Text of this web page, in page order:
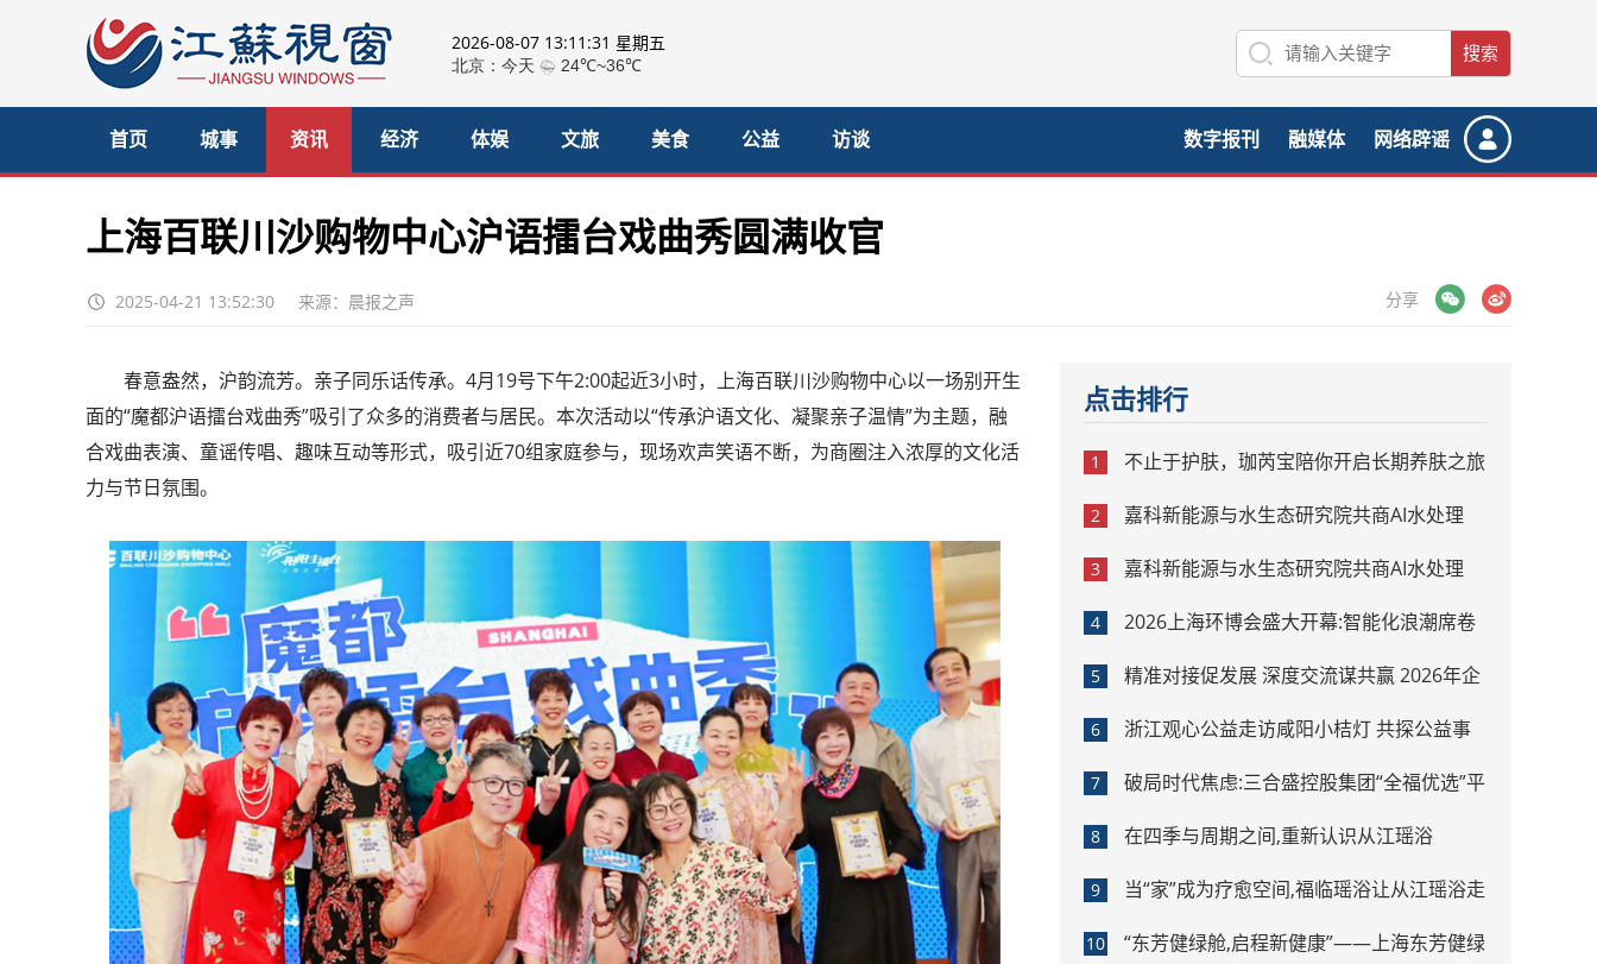
2026-08-07 13:11:33 星期五
首页 城事 资讯 经济 体娱 文旅 美食 公益 访谈 数字报刊 融媒体 网络辟谣
上海百联川沙购物中心沪语擂台戏曲秀圆满收官
2025-04-21 13:52:30 来源：晨报之声 分享
微博
春意盎然，沪韵流芳。亲子同乐话传承。4月19号下午2:00起近3小时，上海百联川沙购物中心以一场别开生
面的“魔都沪语擂台戏曲秀”吸引了众多的消费者与居民。本次活动以“传承沪语文化、凝聚亲子温情”为主题，融
合戏曲表演、童谣传唱、趣味互动等形式，吸引近70组家庭参与，现场欢声笑语不断，为商圈注入浓厚的文化活
力与节日氛围。
点击排行
1 不止于护肤，珈芮宝陪你开启长期养肤之旅
2 嘉科新能源与水生态研究院共商AI水处理
3 嘉科新能源与水生态研究院共商AI水处理
4 2026上海环博会盛大开幕:智能化浪潮席卷
环保产业
5 精准对接促发展 深度交流谋共赢 2026年企
业投融资交流活动第二期圆满举行
6 浙江观心公益走访咸阳小桔灯 共探公益事
业可持续发展新路径
7 破局时代焦虑:三合盛控股集团“全福优选”平
台正式启航
8 在四季与周期之间,重新认识从江瑶浴
9 当“家”成为疗愈空间,福临瑶浴让从江瑶浴走
进日常生活
10 “东芳健绿舱,启程新健康”——上海东芳健绿